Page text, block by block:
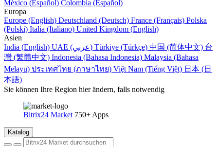
México (Español) Colombia (Español)
Europa
Europe (English) Deutschland (Deutsch) France (Français) Polska
(Polski) Italia (Italiano) United Kingdom (English)
Asien
India (English)
UAE (عربي) Türkiye (Türkçe) 中国 (简体中文) 台
灣 (繁體中文) Indonesia (Bahasa Indonesia) Malaysia (Bahasa
Melayu) ประเทศไทย (ภาษาไทย) Việt Nam (Tiếng Việt) 日本 (日
本語)
Sie können Ihre Region hier ändern, falls notwendig
Bitrix24 Market 750+ Apps
Katalog